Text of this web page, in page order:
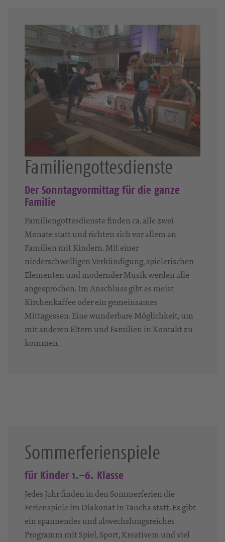
Familiengottesdienste
Der Sonntagvormittag für die ganze
Familie
Familiengottesdienste finden ca. alle zwei
Monate statt und richten sich vor allem an
Familien mit Kindern. Mit einer
niederschwelligen Verkündigung, spielerischen
Elementen und modernder Musik werden alle
angesprochen. Im Anschluss gibt es meist
Kirchenkaffee oder ein gemeinsames
Mittagessen. Eine wunderbare Möglichkeit, um
mit anderen Eltern und Familien in Kontakt zu
kommen.
Sommerferienspiele
für Kinder 1.–6. Klasse
Jedes Jahr finden in den Sommerferien die
Ferienspiele im Diakonat in Taucha statt. Es gibt
ein spannendes und abwechslungsreiches
Programm mit Spiel, Sport, Kreativem und viel